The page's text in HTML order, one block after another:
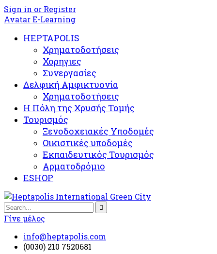
Sign in or Register
Avatar E-Learning
HEPTAPOLIS
Χρηματοδοτήσεις
Χορηγιες
Συνεργασίες
Δελφική Αμφικτυονία
Χρηματοδοτήσεις
Η Πόλη της Χρυσής Τομής
Τουρισμός
Ξενοδοχειακές Υποδομές​
Oικιστικές υποδομές
Εκπαιδευτικός Τουρισμός
Αρματοδρόμιο
ESHOP
Γίνε μέλος
info@heptapolis.com
(0030) 210 7520681